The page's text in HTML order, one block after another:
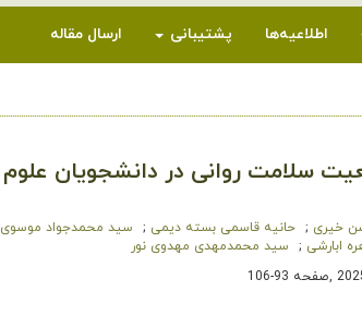
اطلاعیه‌ها پشتیبانی ارسال مقاله
سلامت روانی در دانشجویان علوم
خیری حانیه قاسمی بسته دیمی
سید محمدجواد موسوی
ابارشی
سید محمدمهدی مهدوی ‌نور
,صفحه 93-106